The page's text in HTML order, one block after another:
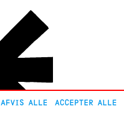
AFVIS ALLE ACCEPTER ALLE